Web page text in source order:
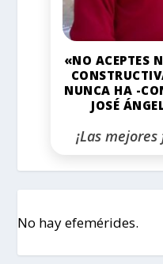
«NO ACEPTES
NUNCA HA -
JOSÉ
¡Las
No hay efemérides.